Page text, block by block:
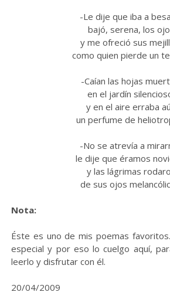
-Le dije que iba a
bajó, serena, los
y me ofreció sus
como quien pierde un
-Caían las hojas
en el jardín
y en el aire erraba
un perfume de
-No se atrevía a
le dije que éramos
y las lágrimas
de sus ojos
Nota:
Éste es uno de mis poemas
especial y por eso lo cuelgo aquí,
leerlo y disfrutar con él.
20/04/2009